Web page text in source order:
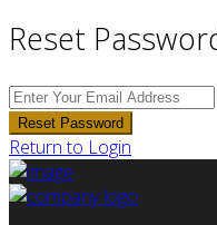
Reset
Reset Password
Return to Login